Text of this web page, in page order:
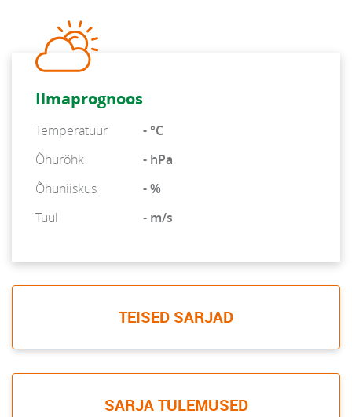
Ilmaprognoos
Temperatuur
- °C
Õhurõhk
- hPa
Õhuniiskus
- %
Tuul
- m/s
TEISED SARJAD
SARJA TULEMUSED